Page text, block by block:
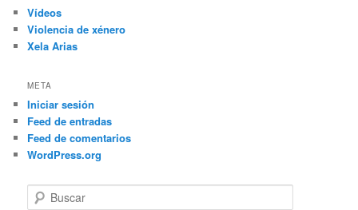
Vídeos
Violencia de xénero
Xela Arias
META
Iniciar sesión
Feed de entradas
Feed de comentarios
WordPress.org
u